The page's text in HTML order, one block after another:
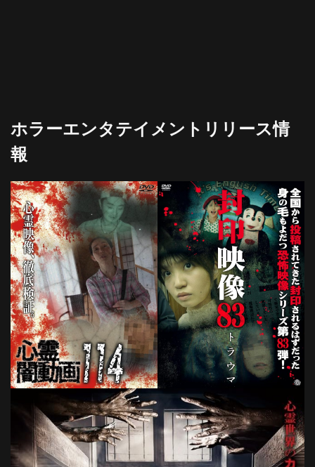
ホラーエンタテイメントリリース情
報